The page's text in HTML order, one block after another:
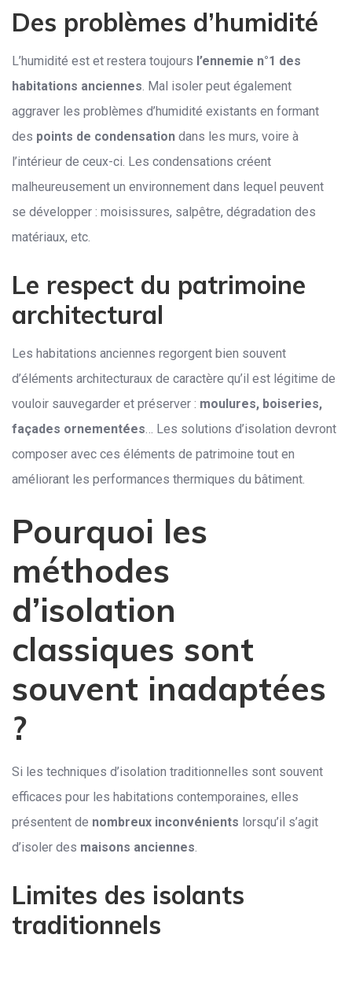
Des problèmes d’humidité
L’humidité est et restera toujours l’ennemie n°1 des
habitations anciennes . Mal isoler peut également
aggraver les problèmes d’humidité existants en formant
des points de condensation dans les murs, voire à
l’intérieur de ceux-ci. Les condensations créent
malheureusement un environnement dans lequel peuvent
se développer : moisissures, salpêtre, dégradation des
matériaux, etc.
Le respect du patrimoine
architectural
Les habitations anciennes regorgent bien souvent
d’éléments architecturaux de caractère qu’il est légitime de
vouloir sauvegarder et préserver : moulures, boiseries,
façades ornementées … Les solutions d’isolation devront
composer avec ces éléments de patrimoine tout en
améliorant les performances thermiques du bâtiment.
Pourquoi les
méthodes
d’isolation
classiques sont
souvent inadaptées
?
Si les techniques d’isolation traditionnelles sont souvent
efficaces pour les habitations contemporaines, elles
présentent de nombreux inconvénients lorsqu’il s’agit
d’isoler des maisons anciennes
Limites des isolants
traditionnels